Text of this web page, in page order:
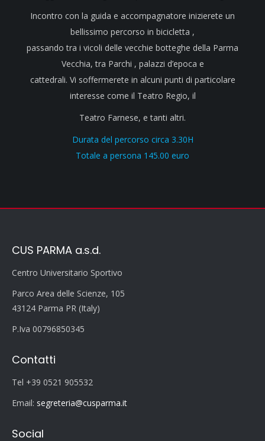
Incontro con la guida e accompagnatore inizierete un
bellissimo percorso in bicicletta ,
passando tra i vicoli delle vecchie botteghe della Parma
Vecchia, tra Parchi , palazzi d’epoca e
cattedrali. Vi soffermerete in alcuni punti di particolare
interesse come il Teatro Regio, il
Teatro Farnese, e tanti altri.
Durata del percorso circa 3.30H
Totale a persona 145.00 euro
CUS PARMA a.s.d.
Centro Universitario Sportivo
Parco Area delle Scienze, 105
43124 Parma PR (Italy)
P.Iva 00796850345
Contatti
Tel +39 0521 905532
Email: segreteria@cusparma.it
Social